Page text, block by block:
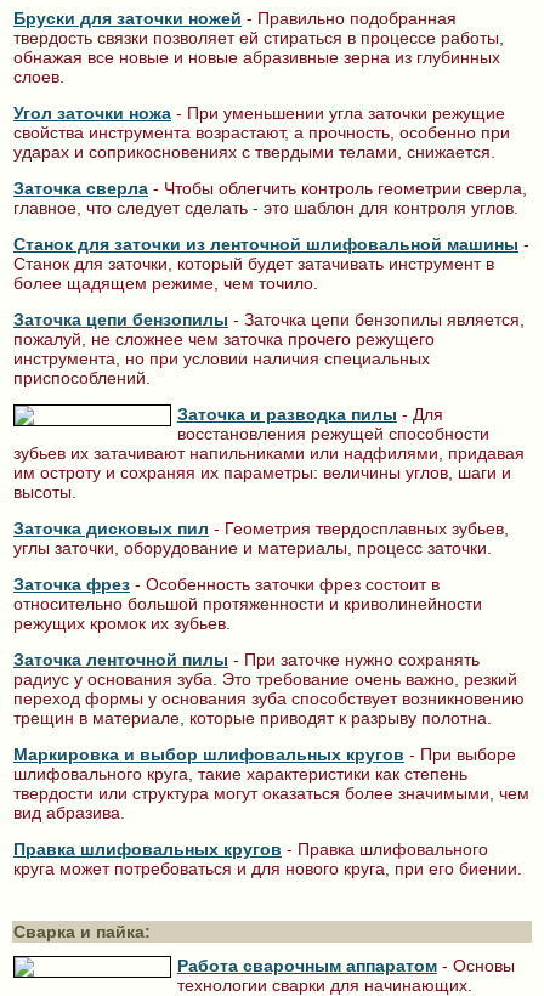
Бруски для заточки ножей - Правильно подобранная
твердость связки позволяет ей стираться в процессе работы,
обнажая все новые и новые абразивные зерна из глубинных
слоев.
Угол заточки ножа - При уменьшении угла заточки режущие
свойства инструмента возрастают, а прочность, особенно при
ударах и соприкосновениях с твердыми телами, снижается.
Заточка сверла - Чтобы облегчить контроль геометрии сверла,
главное, что следует сделать - это шаблон для контроля углов.
Станок для заточки из ленточной шлифовальной машины -
Станок для заточки, который будет затачивать инструмент в
более щадящем режиме, чем точило.
Заточка цепи бензопилы - Заточка цепи бензопилы является,
пожалуй, не сложнее чем заточка прочего режущего
инструмента, но при условии наличия специальных
приспособлений.
Заточка и разводка пилы - Для
восстановления режущей способности
зубьев их затачивают напильниками или надфилями, придавая
им остроту и сохраняя их параметры: величины углов, шаги и
высоты.
Заточка дисковых пил - Геометрия твердосплавных зубьев,
углы заточки, оборудование и материалы, процесс заточки.
Заточка фрез - Особенность заточки фрез состоит в
относительно большой протяженности и криволинейности
режущих кромок их зубьев.
Заточка ленточной пилы - При заточке нужно сохранять
радиус у основания зуба. Это требование очень важно, резкий
переход формы у основания зуба способствует возникновению
трещин в материале, которые приводят к разрыву полотна.
Маркировка и выбор шлифовальных кругов - При выборе
шлифовального круга, такие характеристики как степень
твердости или структура могут оказаться более значимыми, чем
вид абразива.
Правка шлифовальных кругов - Правка шлифовального
круга может потребоваться и для нового круга, при его биении.
Сварка и пайка:
Работа сварочным аппаратом- Основы
технологии сварки для начинающих.